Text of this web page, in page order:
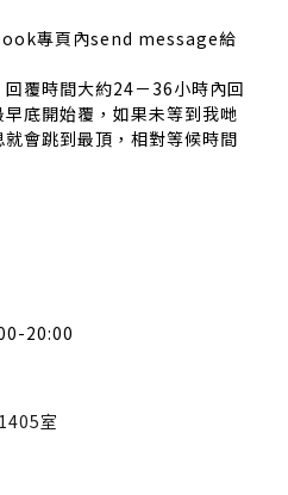
專頁內send message給
回覆時間大約24－36小時內回
底開始覆，如果未等到我哋
會跳到最頂，相對等候時間
20:00
室